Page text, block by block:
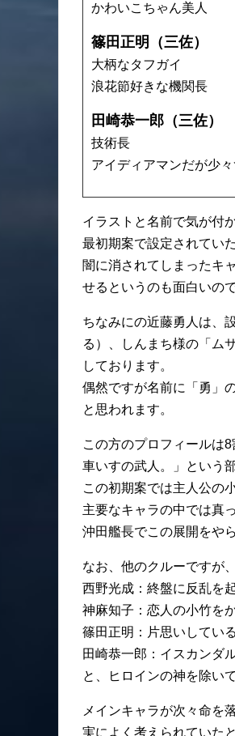
かわいこちゃん美人
篠田正明（三佐）
大柄なタフガイ
浪花節好きな機関長
田崎恭一郎（三佐）
技術長
アイディアマンだが少
イラストと名前で気が付
最初期案で設定されてい
闇に消されてしまったキ
せるというのも面白いの
ちなみにの近藤勇人は、
る）、しんまち様の「ム
しております。
偶然ですが名前に「勇」
と思われます。
この方のプロフィールは
車いすの武人。」という
この初期案では主人公の
主要なキャラの中では真
沖田艦長でこの展開をや
なお、他のクルーですが、
西野光成：終盤に反乱を
神麻知子：恋人の小竹を
篠田正明：片思いしてい
田崎恭一郎：イスカンダ
と、ヒロインの神を除い
メインキャラが次々命を
実によく考えられていた